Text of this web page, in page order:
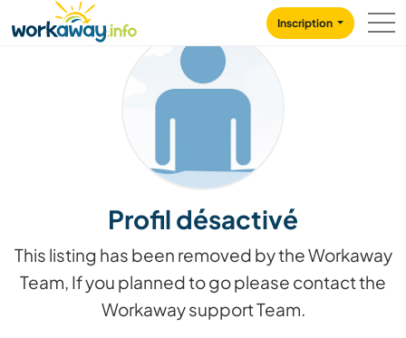
CONTENT
MAIN NAVIGATION
Inscription
Profil désactivé
This listing has been removed by the Workaway
Team, If you planned to go please contact the
Workaway support Team.